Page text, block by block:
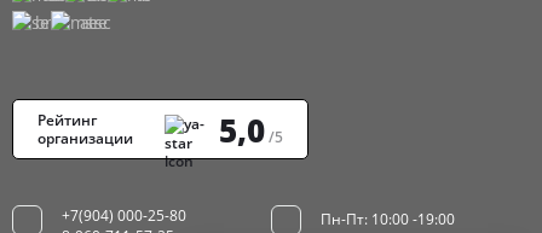
Рейтинг
организации
5,0/5
+7(904) 000-25-80
Пн-Пт: 10:00 -19:00